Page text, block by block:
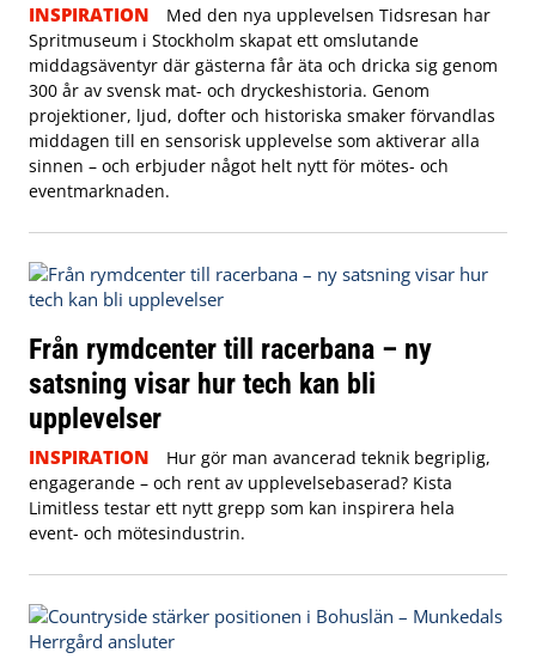
INSPIRATION
Med den nya upplevelsen Tidsresan har
Spritmuseum i Stockholm skapat ett omslutande
middagsäventyr där gästerna får äta och dricka sig genom
300 år av svensk mat- och dryckeshistoria. Genom
projektioner, ljud, dofter och historiska smaker förvandlas
middagen till en sensorisk upplevelse som aktiverar alla
sinnen – och erbjuder något helt nytt för mötes- och
eventmarknaden.
Från rymdcenter till racerbana – ny
satsning visar hur tech kan bli
upplevelser
INSPIRATION
Hur gör man avancerad teknik begriplig,
engagerande – och rent av upplevelsebaserad? Kista
Limitless testar ett nytt grepp som kan inspirera hela
event- och mötesindustrin.